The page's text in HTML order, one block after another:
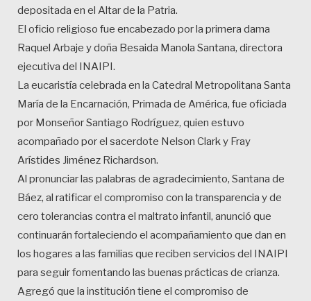
depositada en el Altar de la Patria.
El oficio religioso fue encabezado por la primera dama
Raquel Arbaje y doña Besaida Manola Santana, directora
ejecutiva del INAIPI.
La eucaristía celebrada en la Catedral Metropolitana Santa
María de la Encarnación, Primada de América, fue oficiada
por Monseñor Santiago Rodríguez, quien estuvo
acompañado por el sacerdote Nelson Clark y Fray
Arístides Jiménez Richardson.
Al pronunciar las palabras de agradecimiento, Santana de
Báez, al ratificar el compromiso con la transparencia y de
cero tolerancias contra el maltrato infantil, anunció que
continuarán fortaleciendo el acompañamiento que dan en
los hogares a las familias que reciben servicios del INAIPI
para seguir fomentando las buenas prácticas de crianza.
Agregó que la institución tiene el compromiso de